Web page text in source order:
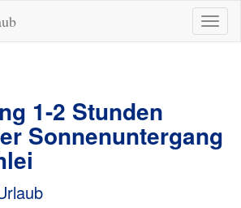
ein-/
1-2 Stunden
Sonnenuntergang